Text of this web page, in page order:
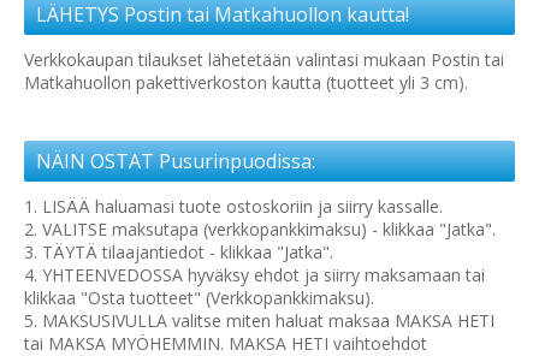
LÄHETYS Postin tai Matkahuollon kautta!
Verkkokaupan tilaukset lähetetään valintasi mukaan Postin tai
Matkahuollon pakettiverkoston kautta (tuotteet yli 3 cm).
NÄIN OSTAT Pusurinpuodissa:
1. LISÄÄ haluamasi tuote ostoskoriin ja siirry kassalle.
2. VALITSE maksutapa (verkkopankkimaksu) - klikkaa "Jatka".
3. TÄYTÄ tilaajantiedot - klikkaa "Jatka".
4. YHTEENVEDOSSA hyväksy ehdot ja siirry maksamaan tai
klikkaa "Osta tuotteet" (Verkkopankkimaksu).
5. MAKSUSIVULLA valitse miten haluat maksaa MAKSA HETI
tai MAKSA MYÖHEMMIN. MAKSA HETI vaihtoehdot